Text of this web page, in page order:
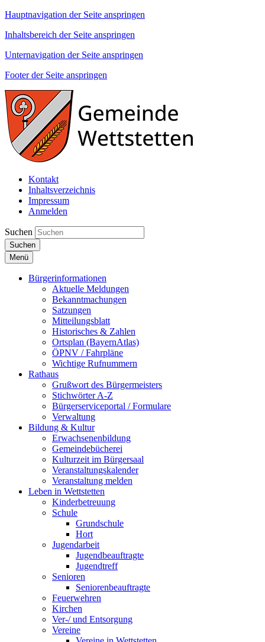
Hauptnavigation der Seite anspringen
Inhaltsbereich der Seite anspringen
Unternavigation der Seite anspringen
Footer der Seite anspringen
Kontakt
Inhaltsverzeichnis
Impressum
Anmelden
Suchen
Suchen
Menü
Bürgerinformationen
Aktuelle Meldungen
Bekanntmachungen
Satzungen
Mitteilungsblatt
Historisches & Zahlen
Ortsplan (BayernAtlas)
ÖPNV / Fahrpläne
Wichtige Rufnummern
Rathaus
Grußwort des Bürgermeisters
Stichwörter A-Z
Bürgerserviceportal / Formulare
Verwaltung
Bildung & Kultur
Erwachsenenbildung
Gemeindebücherei
Kulturzeit im Bürgersaal
Veranstaltungskalender
Veranstaltung melden
Leben in Wettstetten
Kinderbetreuung
Schule
Grundschule
Hort
Jugendarbeit
Jugendbeauftragte
Jugendtreff
Senioren
Seniorenbeauftragte
Feuerwehren
Kirchen
Ver-/ und Entsorgung
Vereine